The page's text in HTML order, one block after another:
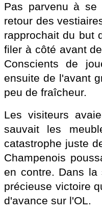
Pas parvenu à se
retour des
rapprochait du but
filer à côté avant
Conscients de
ensuite de l'avant
peu de fraîcheur.
Les visiteurs
sauvait les
catastrophe juste
Champenois
en contre. Dans la
précieuse victoire
d'avance sur l'OL.